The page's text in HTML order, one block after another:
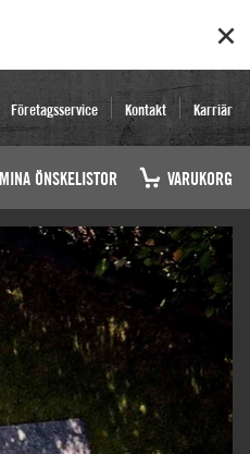
Företagsservice Kontakt Karriär
MINA ÖNSKELISTOR VARUKORG